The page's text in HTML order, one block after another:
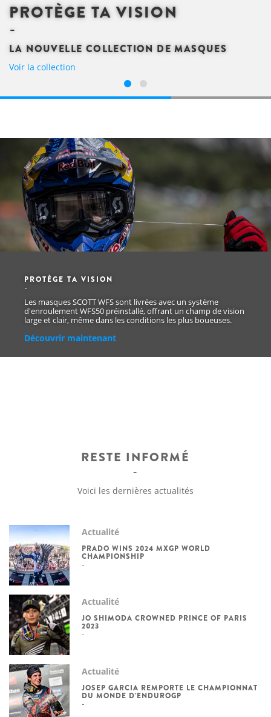
PROTÈGE TA VISION
LA NOUVELLE COLLECTION DE MASQUES
Voir la collection
PROTÈGE TA VISION
Les masques SCOTT WFS sont livrées avec un système
d'enroulement WFS50 préinstallé, offrant un champ de vision
large et clair, même dans les conditions les plus boueuses.
Découvrir maintenant
RESTE INFORMÉ
Voici les dernières actualités
Actualité
PRADO WINS 2024 MXGP WORLD
CHAMPIONSHIP
Actualité
JO SHIMODA CROWNED PRINCE OF PARIS
2023
Actualité
JOSEP GARCIA REMPORTE LE CHAMPIONNAT
DU MONDE D’ENDUROGP